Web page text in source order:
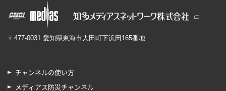
〒477-0031 愛知県東海市大田町下浜田165番地
チャンネルの使い方
メディアス防災チャンネル